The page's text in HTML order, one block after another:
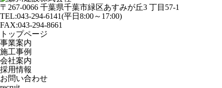
〒267-0066 千葉県千葉市緑区あすみが丘3 丁目57-1
TEL:043-294-6141(平日8:00～17:00)
FAX:043-294-8661
トップページ
事業案内
施工事例
会社案内
採用情報
お問い合わせ